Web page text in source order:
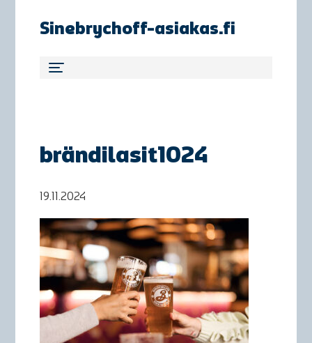
Sinebrychoff-asiakas.fi
brändilasit1024
19.11.2024